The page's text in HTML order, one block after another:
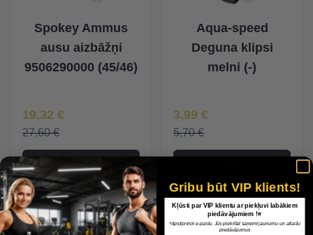
Spokey Ammus
ausu aizbāžņi
9506290000 (45/46)
Īpaša Cena
19,32 €
27,60 €
Aqua-speed
Deguna klipsi
melni (-)
Īpaša Cena
3,99 €
5,70 €
Gribu būt VIP klients!
Kļūsti par VIP klientu ar piekļuvi labākiem
piedāvājumiem !⭐
*Apstiprinot e-pastu, Jūs piekrītat saņemt jaunumu un atlaižu
piedāvājumus